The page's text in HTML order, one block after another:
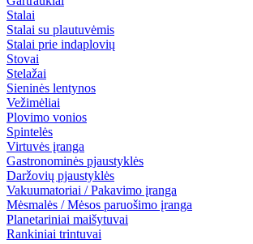
Stalai
Stalai su plautuvėmis
Stalai prie indaplovių
Stovai
Stelažai
Sieninės lentynos
Vežimėliai
Plovimo vonios
Spintelės
Virtuvės įranga
Gastronominės pjaustyklės
Daržovių pjaustyklės
Vakuumatoriai / Pakavimo įranga
Mėsmalės / Mėsos paruošimo įranga
Planetariniai maišytuvai
Rankiniai trintuvai